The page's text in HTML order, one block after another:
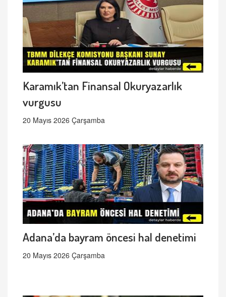
Karamık’tan Finansal Okuryazarlık
vurgusu
20 Mayıs 2026 Çarşamba
Adana’da bayram öncesi hal denetimi
20 Mayıs 2026 Çarşamba